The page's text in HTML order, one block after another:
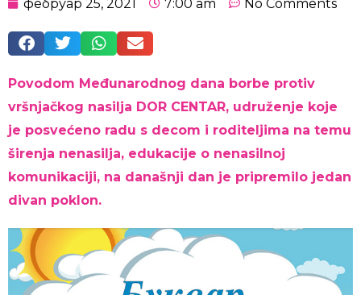
фебруар 25, 2021 7:00 am No Comments
Povodom Međunarodnog dana borbe protiv
vršnjačkog nasilja DOR CENTAR, udruženje koje
je posvećeno radu s decom i roditeljima na temu
širenja nenasilja, edukacije o nenasilnoj
komunikaciji, na današnji dan je pripremilo jedan
divan poklon.